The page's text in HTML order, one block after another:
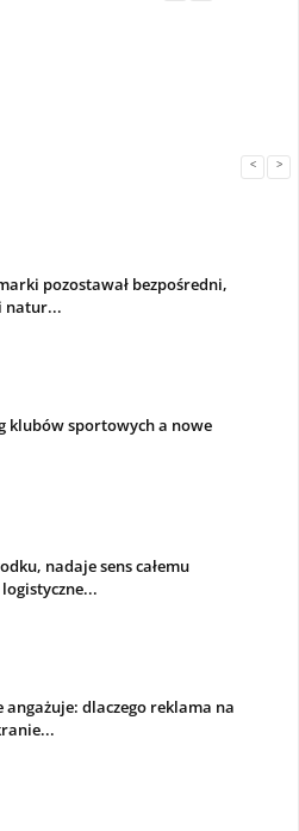
< >
pozostawał bezpośredni,
natur...
klubów sportowych a nowe
nadaje sens całemu
angażuje: dlaczego reklama na